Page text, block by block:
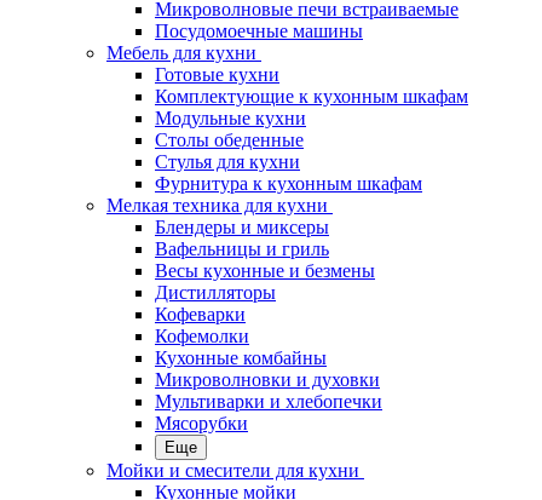
Микроволновые печи встраиваемые
Посудомоечные машины
Мебель для кухни
Готовые кухни
Комплектующие к кухонным шкафам
Модульные кухни
Столы обеденные
Стулья для кухни
Фурнитура к кухонным шкафам
Мелкая техника для кухни
Блендеры и миксеры
Вафельницы и гриль
Весы кухонные и безмены
Дистилляторы
Кофеварки
Кофемолки
Кухонные комбайны
Микроволновки и духовки
Мультиварки и хлебопечки
Мясорубки
Еще
Мойки и смесители для кухни
Кухонные мойки